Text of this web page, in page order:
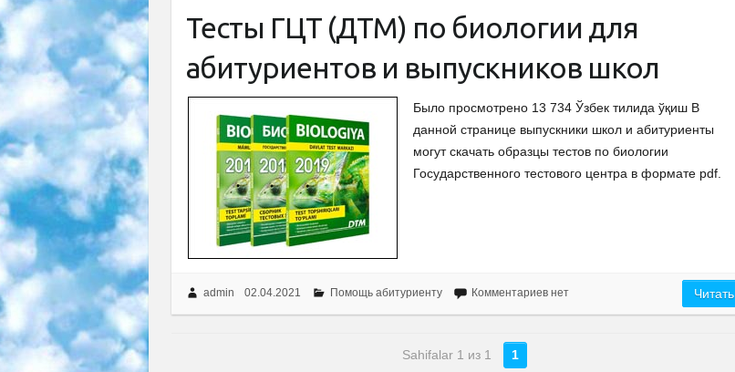
Тесты ГЦТ (ДТМ) по биологии для
абитуриентов и выпускников школ
Было просмотрено 13 734 Ўзбек тилида ўқиш В
данной странице выпускники школ и абитуриенты
могут скачать образцы тестов по биологии
Государственного тестового центра в формате pdf.
admin 02.04.2021 Помощь абитуриенту Комментариев нет Читать
Sahifalar 1 из 1 1